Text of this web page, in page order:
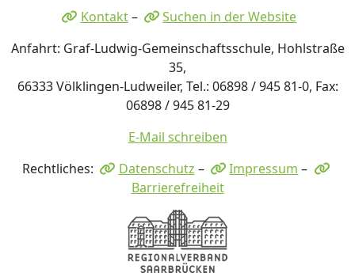
Kontakt–
Suchen in der Website
Anfahrt: Graf-Ludwig-Gemeinschaftsschule, Hohlstraße
35,
66333 Völklingen-Ludweiler, Tel.: 06898 / 945 81-0, Fax:
06898 / 945 81-29
E-Mail schreiben
Rechtliches:
Datenschutz – Impressum –
Barrierefreiheit